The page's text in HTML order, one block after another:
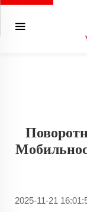
2025-11-21